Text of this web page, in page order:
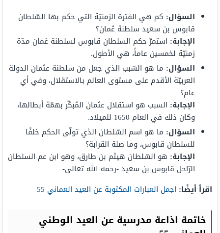
السؤال: كم هي الفترة الزمنيّة التي حكم بها السّلطان
قابوس بن سعيد سلطنة عُمان؟
الإجابة: استمرّ حكم السلطان قابوس لسلطنة عُمان مدّة
زمنيّة لخمسين عاماً، هي الأطول.
السؤال: ما هو السّبب الذي جعل من سلطنة عثمان الدولة
العربيّة الأقدم على مستوى العالم بالاستقلال، وفي أي
عام؟
الإجابة: السبب هو استقلال عثمان المُبكّر بهمّة أبطالها،
وكان ذلك في العام 1650 للميلاد.
السؤال: ما هو اسم السّلطان الذي تولّى الحكم خلفًا
للسلطان قابوس، وما صلة القرابة؟
الإجابة: هو السّلطان هيثم بن طارق، وهو ابن عم السلطان
الرّاحل قابوس بن سعيد -رحمه الله تعالى-
اقرأ أيضًا: اجمل العبارات المكتوبة عن العيد العماني 55
خاتمة اذاعة مدرسية عن العيد الوطني